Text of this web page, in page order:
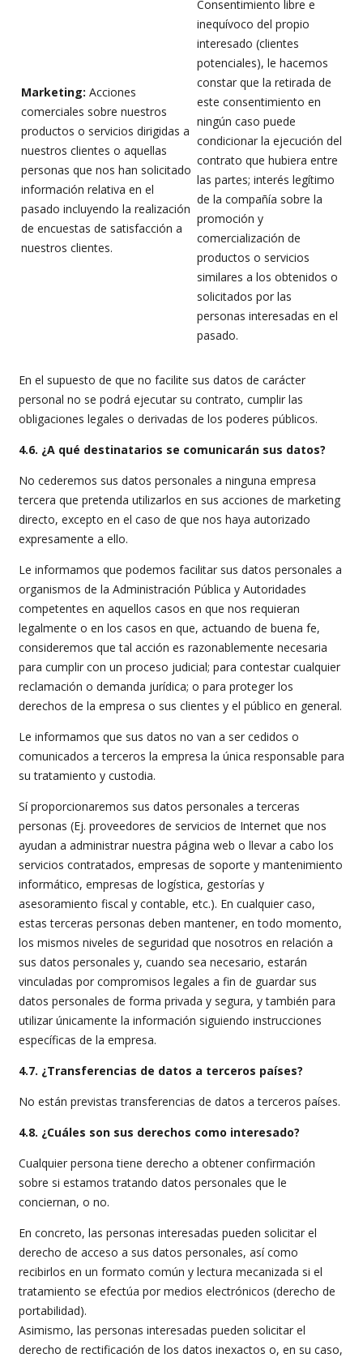
Marketing: Acciones
comerciales sobre nuestros
productos o servicios dirigidas a
nuestros clientes o aquellas
personas que nos han solicitado
información relativa en el
pasado incluyendo la realización
de encuestas de satisfacción a
nuestros clientes.
Consentimiento libre e
inequívoco del propio
interesado (clientes
potenciales), le hacemos
constar que la retirada de
este consentimiento en
ningún caso puede
condicionar la ejecución del
contrato que hubiera entre
las partes; interés legítimo
de la compañía sobre la
promoción y
comercialización de
productos o servicios
similares a los obtenidos o
solicitados por las
personas interesadas en el
pasado.
En el supuesto de que no facilite sus datos de carácter
personal no se podrá ejecutar su contrato, cumplir las
obligaciones legales o derivadas de los poderes públicos.
4.6. ¿A qué destinatarios se comunicarán sus datos?
No cederemos sus datos personales a ninguna empresa
tercera que pretenda utilizarlos en sus acciones de marketing
directo, excepto en el caso de que nos haya autorizado
expresamente a ello.
Le informamos que podemos facilitar sus datos personales a
organismos de la Administración Pública y Autoridades
competentes en aquellos casos en que nos requieran
legalmente o en los casos en que, actuando de buena fe,
consideremos que tal acción es razonablemente necesaria
para cumplir con un proceso judicial; para contestar cualquier
reclamación o demanda jurídica; o para proteger los
derechos de la empresa o sus clientes y el público en general.
Le informamos que sus datos no van a ser cedidos o
comunicados a terceros la empresa la única responsable para
su tratamiento y custodia.
Sí proporcionaremos sus datos personales a terceras
personas (Ej. proveedores de servicios de Internet que nos
ayudan a administrar nuestra página web o llevar a cabo los
servicios contratados, empresas de soporte y mantenimiento
informático, empresas de logística, gestorías y
asesoramiento fiscal y contable, etc.). En cualquier caso,
estas terceras personas deben mantener, en todo momento,
los mismos niveles de seguridad que nosotros en relación a
sus datos personales y, cuando sea necesario, estarán
vinculadas por compromisos legales a fin de guardar sus
datos personales de forma privada y segura, y también para
utilizar únicamente la información siguiendo instrucciones
específicas de la empresa.
4.7. ¿Transferencias de datos a terceros países?
No están previstas transferencias de datos a terceros países.
4.8. ¿Cuáles son sus derechos como interesado?
Cualquier persona tiene derecho a obtener confirmación
sobre si estamos tratando datos personales que le
conciernan, o no.
En concreto, las personas interesadas pueden solicitar el
derecho de acceso a sus datos personales, así como
recibirlos en un formato común y lectura mecanizada si el
tratamiento se efectúa por medios electrónicos (derecho de
portabilidad).
Asimismo, las personas interesadas pueden solicitar el
derecho de rectificación de los datos inexactos o, en su caso,